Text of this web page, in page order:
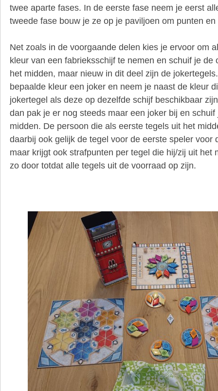
twee aparte fases. In de eerste fase neem je eerst
tweede fase bouw je ze op je paviljoen om punten en
Net zoals in de voorgaande delen kies je ervoor om
kleur van een fabrieksschijf te nemen en schuif je de
het midden, maar nieuw in dit deel zijn de
bepaalde kleur een joker en neem je naast de kleur
jokertegel als deze op dezelfde schijf beschikbaar
dan pak je er nog steeds maar een joker bij en
midden. De persoon die als eerste tegels uit het
daarbij ook gelijk de tegel voor de eerste speler voor
maar krijgt ook strafpunten per tegel die hij/zij uit het
zo door totdat alle tegels uit de voorraad op zijn.